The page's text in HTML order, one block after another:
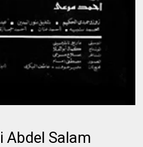
Abdel Salam